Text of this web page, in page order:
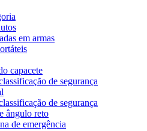
em armas
capacete
de segurança
de segurança
ângulo reto
de emergência